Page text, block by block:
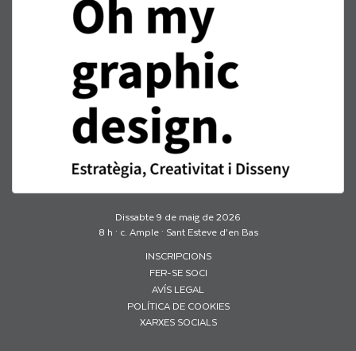
Dissabte 9 de maig de 2026
8 h · c. Ample · Sant Esteve d’en Bas
INSCRIPCIONS
FER-SE SOCI
AVÍS LEGAL
POLÍTICA DE COOKIES
XARXES SOCIALS